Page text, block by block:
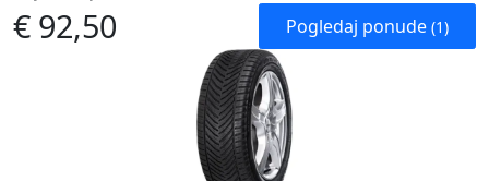
€ 92,50 Pogledaj ponude (1)